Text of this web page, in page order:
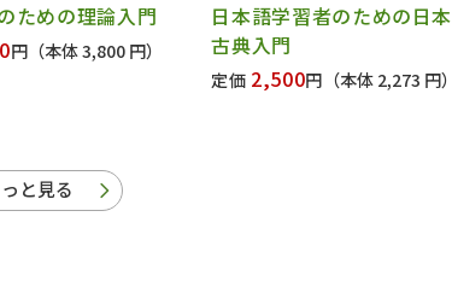
ための理論入門
円 （本体 3,800 円）
日本語学習者のための日本
古典入門
定価 2,500円 （本体 2,273 円）
と見る